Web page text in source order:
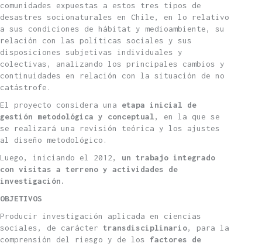
comunidades expuestas a estos tres tipos de
desastres socionaturales en Chile, en lo relativo
a sus condiciones de hábitat y medioambiente, su
relación con las políticas sociales y sus
disposiciones subjetivas individuales y
colectivas, analizando los principales cambios y
continuidades en relación con la situación de no
catástrofe.
El proyecto considera una etapa inicial de
gestión metodológica y conceptual, en la que se
se realizará una revisión teórica y los ajustes
al diseño metodológico.
Luego, iniciando el 2012, un trabajo integrado
con visitas a terreno y actividades de
investigación.
OBJETIVOS
Producir investigación aplicada en ciencias
sociales, de carácter transdisciplinario, para la
comprensión del riesgo y de los factores de